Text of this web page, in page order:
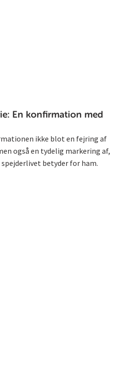
En konfirmation med
ikke blot en fejring af
også en tydelig markering af,
spejderlivet betyder for ham.